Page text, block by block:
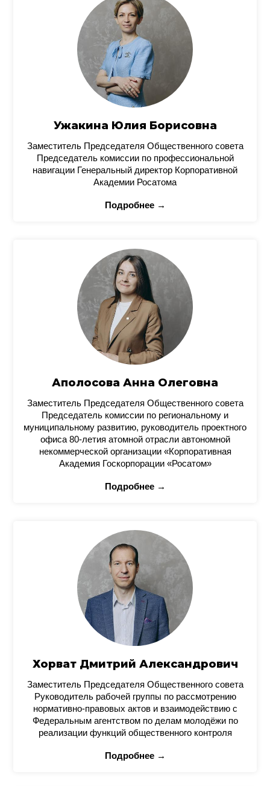
Ужакина Юлия Борисовна
Заместитель Председателя Общественного совета
Председатель комиссии по профессиональной
навигации Генеральный директор Корпоративной
Академии Росатома
Подробнее →
Аполосова Анна Олеговна
Заместитель Председателя Общественного совета
Председатель комиссии по региональному и
муниципальному развитию, руководитель проектного
офиса 80-летия атомной отрасли автономной
некоммерческой организации «Корпоративная
Академия Госкорпорации «Росатом»
Подробнее →
Хорват Дмитрий Александрович
Заместитель Председателя Общественного совета
Руководитель рабочей группы по рассмотрению
нормативно-правовых актов и взаимодействию с
Федеральным агентством по делам молодёжи по
реализации функций общественного контроля
Подробнее →